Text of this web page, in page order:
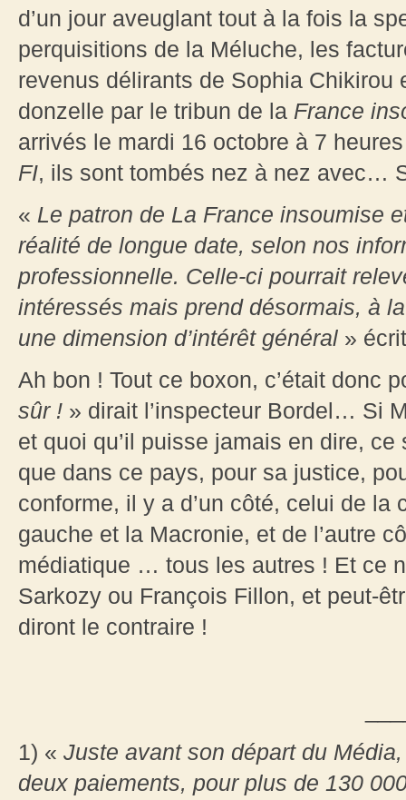
d’un jour aveuglant tout à la fois la
perquisitions de la Méluche, les
revenus délirants de Sophia Chikirou
donzelle par le tribun de la France
arrivés le mardi 16 octobre à 7
FI, ils sont tombés nez à nez avec…
« Le patron de La France insoumise
réalité de longue date, selon nos
professionnelle. Celle-ci pourrait
intéressés mais prend désormais, à
une dimension d’intérêt général »
Ah bon ! Tout ce boxon, c’était donc
sûr ! » dirait l’inspecteur Bordel… Si
et quoi qu’il puisse jamais en dire,
que dans ce pays, pour sa justice,
conforme, il y a d’un côté, celui de la
gauche et la Macronie, et de l’autre
médiatique … tous les autres ! Et ce
Sarkozy ou François Fillon, et peut-
diront le contraire !
1) « Juste avant son départ du
deux paiements, pour plus de 130